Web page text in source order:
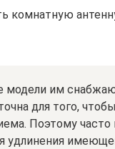
комнатную
модели им
для того,
Поэтому
удлинения